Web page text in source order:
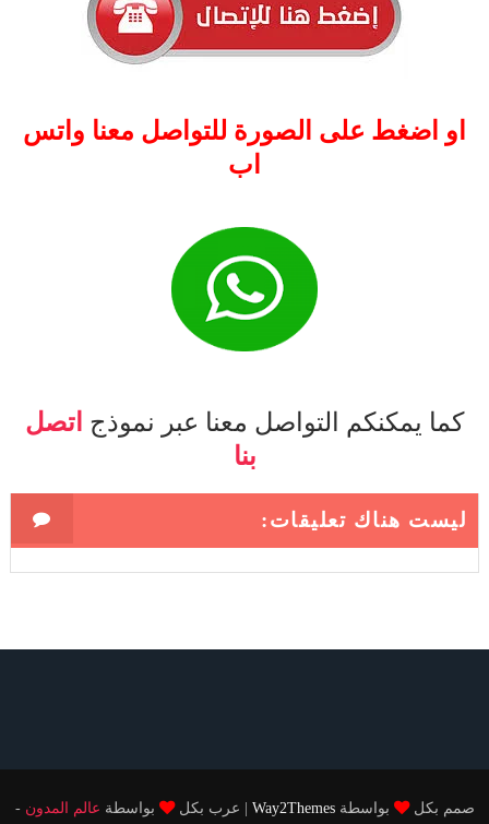
او اضغط على الصورة للتواصل معنا واتس
اب
كما يمكنكم التواصل معنا عبر نموذج اتصل
بنا
ليست هناك تعليقات:
صمم بكل بواسطةWay2Themes | عرب بكل بواسطة عالم المدون -